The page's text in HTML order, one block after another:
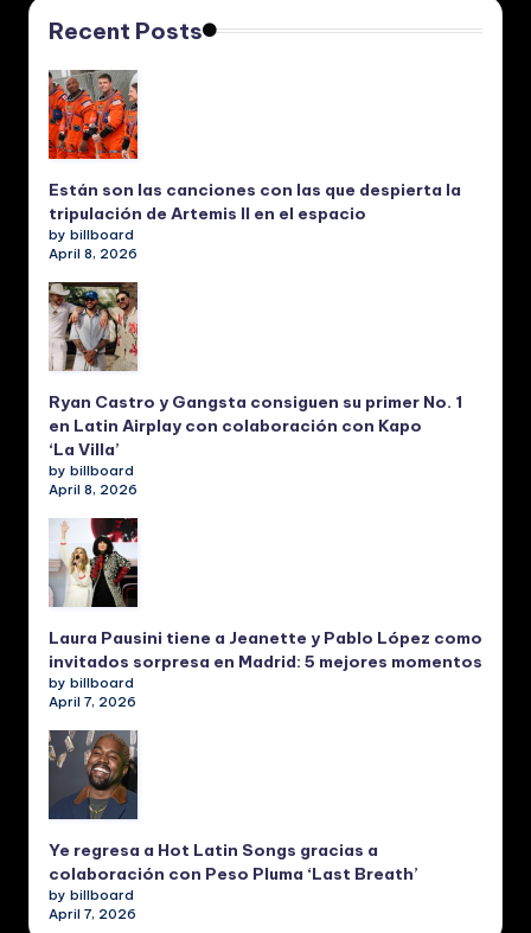
Recent Posts
Están son las canciones con las que despierta la
tripulación de Artemis II en el espacio
by billboard
April 8, 2026
Ryan Castro y Gangsta consiguen su primer No. 1
en Latin Airplay con colaboración con Kapo
‘La Villa’
by billboard
April 8, 2026
Laura Pausini tiene a Jeanette y Pablo López como
invitados sorpresa en Madrid: 5 mejores momentos
by billboard
April 7, 2026
Ye regresa a Hot Latin Songs gracias a
colaboración con Peso Pluma ‘Last Breath’
by billboard
April 7, 2026